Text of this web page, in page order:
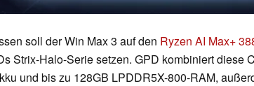
soll der Win Max 3 auf den Ryzen AI Max+
Strix-Halo-Serie setzen. GPD kombiniert diese
und bis zu 128GB LPDDR5X-800-RAM,